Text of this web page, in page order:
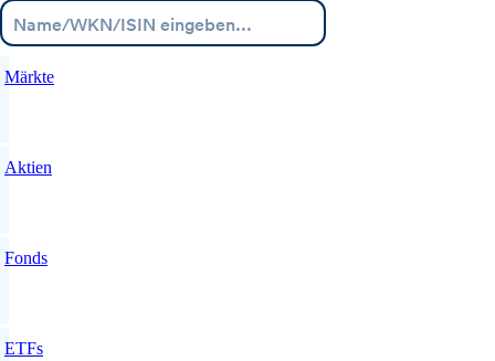
Märkte
Aktien
Fonds
ETFs